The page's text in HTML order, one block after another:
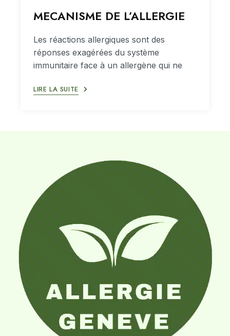
MECANISME DE L’ALLERGIE
Les réactions allergiques sont des
réponses exagérées du système
immunitaire face à un allergène qui ne
LIRE LA SUITE